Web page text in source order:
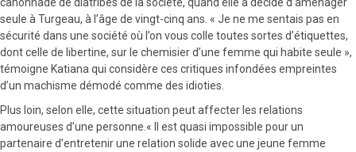
seule à Turgeau, à l’âge de vingt-cinq ans. « Je ne me sentais pas en
sécurité dans une société où l’on vous colle toutes sortes d’étiquettes,
dont celle de libertine, sur le chemisier d’une femme qui habite seule »,
témoigne Katiana qui considère ces critiques infondées empreintes
d’un machisme démodé comme des idioties.
Plus loin, selon elle, cette situation peut affecter les relations
amoureuses d’une personne.« Il est quasi impossible pour un
partenaire d’entretenir une relation solide avec une jeune femme